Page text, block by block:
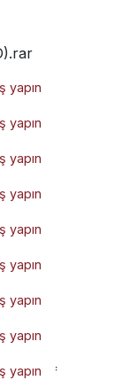
yapın
yapın
yapın
yapın
yapın
yapın
yapın
yapın
yapın